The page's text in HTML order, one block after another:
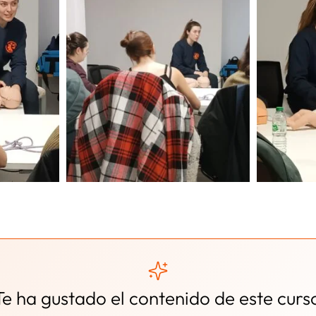
ha gustado el contenido de este